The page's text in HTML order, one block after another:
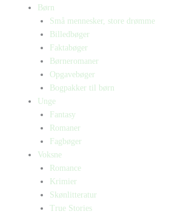
Børn
Små mennesker, store drømme
Billedbøger
Faktabøger
Børneromaner
Opgavebøger
Bogpakker til børn
Unge
Fantasy
Romaner
Fagbøger
Voksne
Romance
Krimier
Skønlitteratur
True Stories